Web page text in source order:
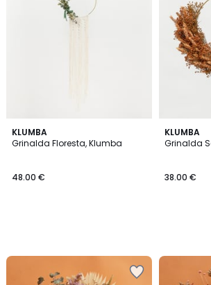
KLUMBA
Grinalda Floresta, Klumba
48.00 €
KLUMBA
Grinalda
38.00 €